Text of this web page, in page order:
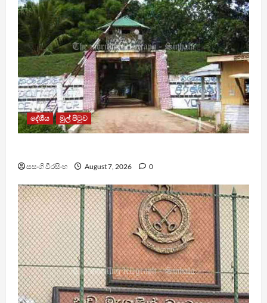
දේශීය මුල් පිටුව
සසංගි වීරසිංහ August 7, 2026 0